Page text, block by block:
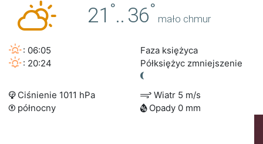
21 °.. 36°
mało chmur
: 06:05
: 20:24
Faza księżyca
Półksiężyc zmniejszenie
Ciśnienie 1011 hPa
Wiatr 5 m/s
północny
Opady 0 mm